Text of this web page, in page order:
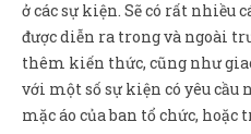
ở các sự kiện. Sẽ có rất nhiều
được diễn ra trong và ngoài
thêm kiến thức, cũng như
với một số sự kiện có yêu
mặc áo của ban tổ chức,